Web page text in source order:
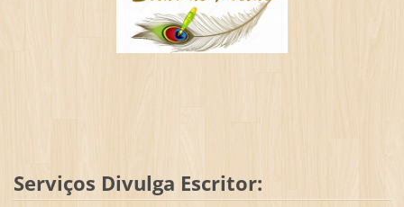
Serviços Divulga Escritor: